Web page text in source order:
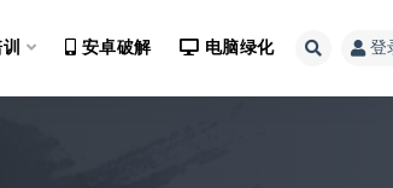
安卓破解 电脑绿化 登